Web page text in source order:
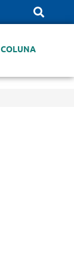
COLUNA